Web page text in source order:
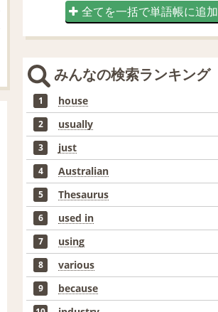
全てを一括で単語帳に追加
みんなの検索ランキング
1 house
2 usually
3 just
4 Australian
5 Thesaurus
6 used in
7 using
8 various
9 because